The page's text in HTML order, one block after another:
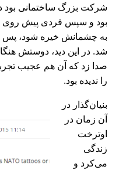
شرکت بزرگ ساختمانی بود
بود و سپس فردی پیش روی او
به چشمانش خیره شود، پس
شد. در این دید، دوستش
را ندیده بود.
بنیان‌گذار در
آن زمان در
اوترخت
زندگی
می‌کرد و